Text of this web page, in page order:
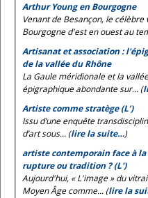
Arthur Young en Bourgogne
Venant de Besançon, le
Bourgogne d'est en ouest au
Artisanat et association :
de la vallée du Rhône
La Gaule méridionale et la
épigraphique abondante sur... (
Artiste comme stratège (L’)
Issu d’une enquête
d’art sous... (lire la suite…)
artiste contemporain face à
rupture ou tradition ? (L')
Aujourd'hui, « L'image » du
Moyen Âge comme... (lire la